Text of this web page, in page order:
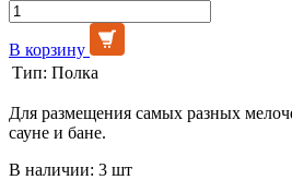
В корзину
Тип: Полка
Для размещения самых разных
сауне и бане.
В наличии: 3 шт